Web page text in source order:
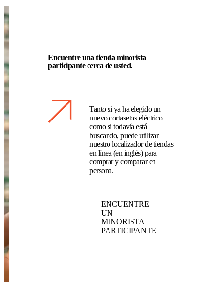
Encuentre una tienda minorista
participante cerca de usted.
Tanto si ya ha elegido un
nuevo cortasetos eléctrico
como si todavía está
buscando, puede utilizar
nuestro localizador de tiendas
en línea (en inglés) para
comprar y comparar en
persona.
ENCUENTRE
UN
MINORISTA
PARTICIPANTE